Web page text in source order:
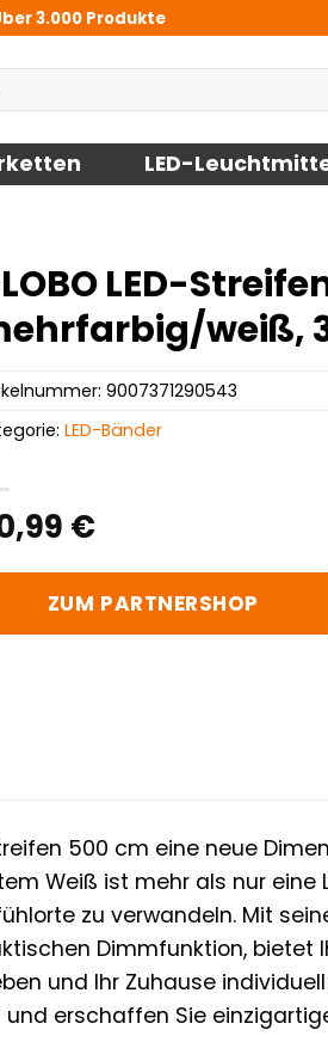
3.000 Produkte
LED-
LED-
weiß,
€
ZUM PARTNERSHOP
9007371290543
LED-Bänder
500 cm eine neue
Weiß ist mehr als nur eine
zu verwandeln. Mit
Dimmfunktion, bietet
und Ihr Zuhause
erschaffen Sie